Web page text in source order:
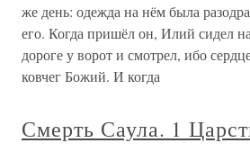
же день: одежда на нём была
его. Когда пришёл он, Илий сидел
дороге у ворот и смотрел, ибо
ковчег Божий. И когда
Смерть Саула. 1